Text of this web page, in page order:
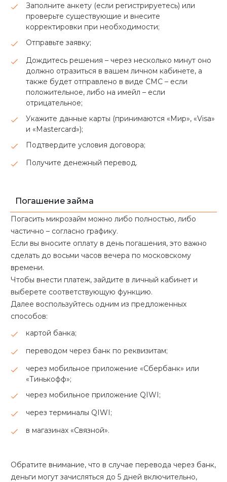
Заполните анкету (если регистрируетесь) или
проверьте существующие и внесите
корректировки при необходимости;
Отправьте заявку;
Дождитесь решения – через несколько минут оно
должно отразиться в вашем личном кабинете, а
также будет отправлено в виде СМС – если
положительное, либо на имейл – если
отрицательное;
Укажите данные карты (принимаются «Мир», «Visa»
и «Mastercard»);
Подтвердите условия договора;
Получите денежный перевод.
Погашение займа
Погасить микрозайм можно либо полностью, либо
частично – согласно графику.
Если вы вносите оплату в день погашения, это важно
сделать до восьми часов вечера по московскому
времени.
Чтобы внести платеж, зайдите в личный кабинет и
выберете соответствующую функцию.
Далее воспользуйтесь одним из предложенных
способов:
картой банка;
переводом через банк по реквизитам;
через мобильное приложение «Сбербанк» или
«Тинькофф»;
через мобильное приложение QIWI;
через терминалы QIWI;
в магазинах «Связной».
Обратите внимание, что в случае перевода через банк,
деньги могут зачисляться до 5 дней включительно,